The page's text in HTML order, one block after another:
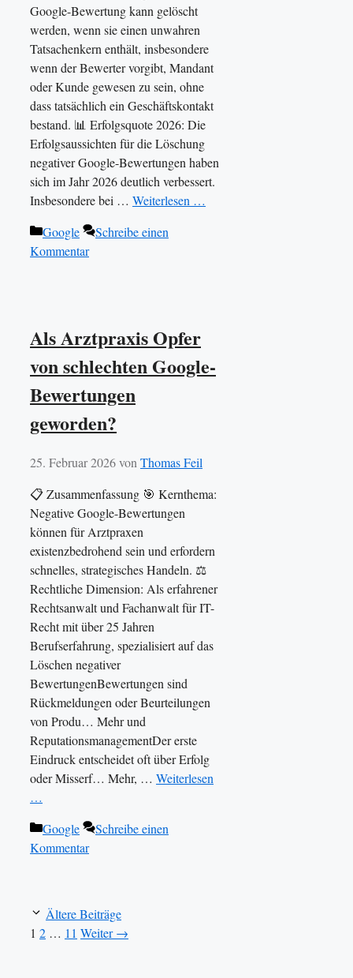
Google-Bewertung kann gelöscht
werden, wenn sie einen unwahren
Tatsachenkern enthält, insbesondere
wenn der Bewerter vorgibt, Mandant
oder Kunde gewesen zu sein, ohne
dass tatsächlich ein Geschäftskontakt
bestand. 📊 Erfolgsquote 2026: Die
Erfolgsaussichten für die Löschung
negativer Google-Bewertungen haben
sich im Jahr 2026 deutlich verbessert.
Insbesondere bei … Weiterlesen …
Kategorien
Google
Schreibe einen
Kommentar
Als Arztpraxis Opfer
von schlechten Google-
Bewertungen
geworden?
25. Februar 2026von Thomas Feil
📋 Zusammenfassung 🎯 Kernthema:
Negative Google-Bewertungen
können für Arztpraxen
existenzbedrohend sein und erfordern
schnelles, strategisches Handeln. ⚖️
Rechtliche Dimension: Als erfahrener
Rechtsanwalt und Fachanwalt für IT-
Recht mit über 25 Jahren
Berufserfahrung, spezialisiert auf das
Löschen negativer
BewertungenBewertungen sind
Rückmeldungen oder Beurteilungen
von Produ… Mehr und
ReputationsmanagementDer erste
Eindruck entscheidet oft über Erfolg
oder Misserf… Mehr, … Weiterlesen
…
Kategorien
Google
Schreibe einen
Kommentar
Ältere Beiträge
Seite
1 Seite
2 … Seite
11 Weiter→